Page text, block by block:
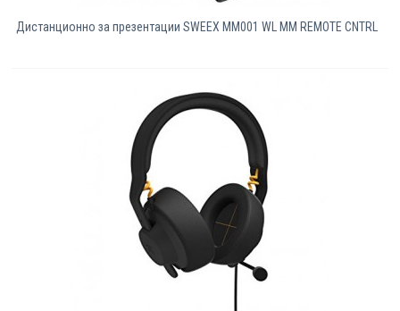
Дистанционно за презентации SWEEX MM001 WL MM REMOTE CNTRL